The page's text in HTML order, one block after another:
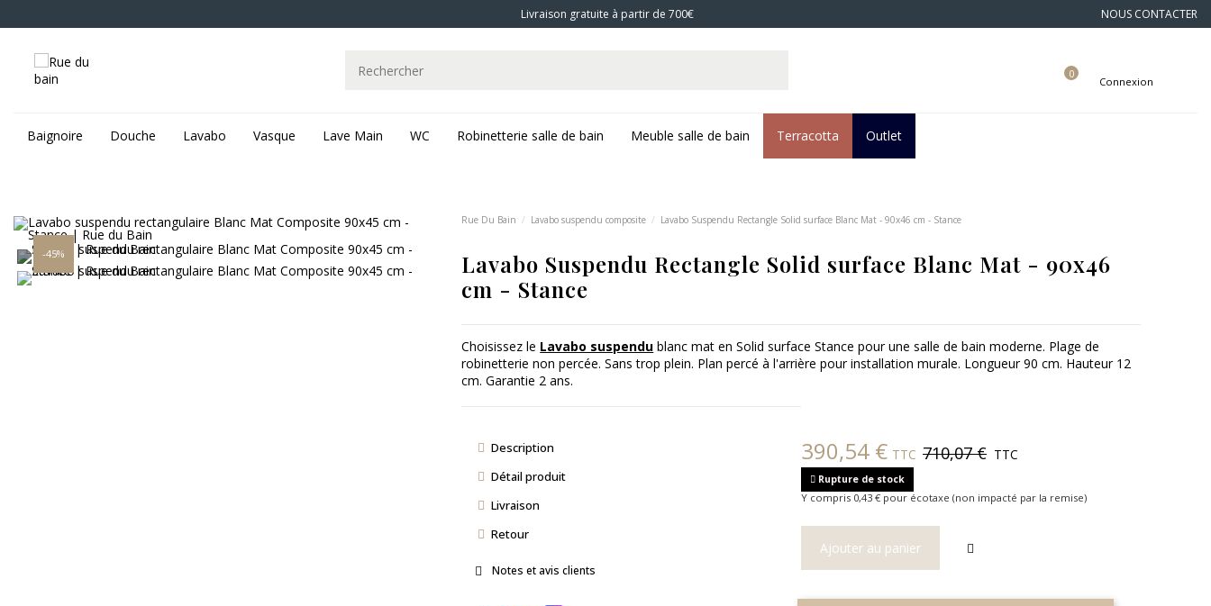
Livraison gratuite à partir de 700€ NOUS CONTACTER
0
Connexion
Baignoire Douche Lavabo Vasque Lave Main WC Robinetterie salle de bain Meuble salle de bain Terracotta Outlet
-45%
Rue Du Bain Lavabo suspendu composite Lavabo Suspendu Rectangle Solid surface Blanc Mat - 90x46 cm - Stance
Lavabo Suspendu Rectangle Solid surface Blanc Mat - 90x46
cm - Stance
Choisissez le Lavabo suspendu blanc mat en Solid surface Stance pour une salle de bain moderne. Plage de
robinetterie non percée. Sans trop plein. Plan percé à l'arrière pour installation murale. Longueur 90 cm. Hauteur 12
cm. Garantie 2 ans.
Description
Détail produit
Livraison
Retour
Notes et avis clients
390,54 € TTC 710,07 € TTC
Rupture de stock
Y compris 0,43 € pour écotaxe (non impacté par la remise)
Ajouter au panier